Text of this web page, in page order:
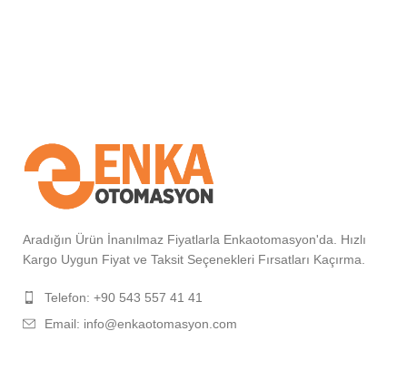
Aradığın Ürün İnanılmaz Fiyatlarla Enkaotomasyon'da. Hızlı
Kargo Uygun Fiyat ve Taksit Seçenekleri Fırsatları Kaçırma.
Telefon: +90 543 557 41 41
Email: info@enkaotomasyon.com